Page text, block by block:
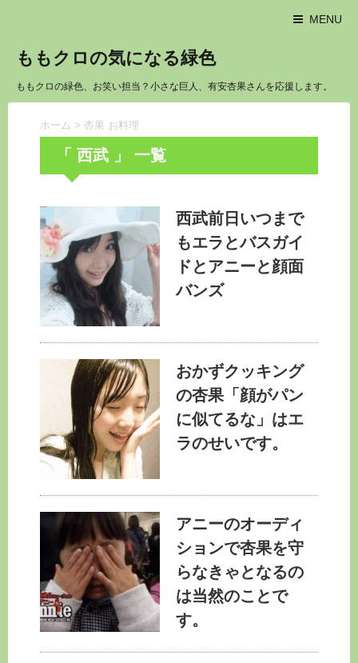
MENU
ももクロの気になる緑色
ももクロの緑色、お笑い担当？小さな巨人、有安杏果さんを応援します。
ホーム > 杏果 お料理
「 西武 」 一覧
西武前日いつまで
もエラとバスガイ
ドとアニーと顔面
バンズ
おかずクッキング
の杏果「顔がパン
に似てるな」はエ
ラのせいです。
アニーのオーディ
ションで杏果を守
らなきゃとなるの
は当然のことで
す。